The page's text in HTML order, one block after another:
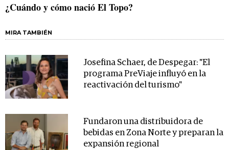
¿Cuándo y cómo nació El Topo?
MIRA TAMBIÉN
Josefina Schaer, de Despegar: "El
programa PreViaje influyó en la
reactivación del turismo"
Fundaron una distribuidora de
bebidas en Zona Norte y preparan la
expansión regional